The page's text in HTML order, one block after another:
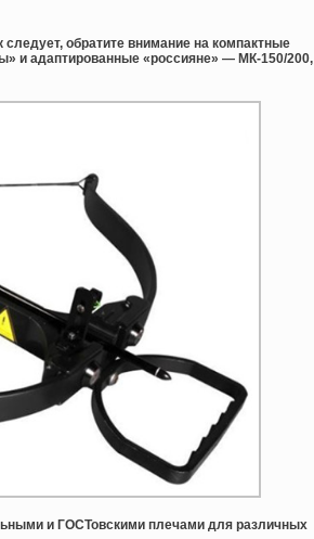
обратите внимание на компактные
и адаптированные «россияне» — МК-150/200,
и ГОСТовскими плечами для различных